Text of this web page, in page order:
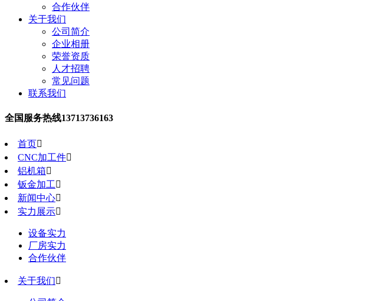
合作伙伴
关于我们
公司简介
企业相册
荣誉资质
人才招聘
常见问题
联系我们
全国服务热线13713736163
首页
CNC加工件
铝机箱
钣金加工
新闻中心
实力展示
设备实力
厂房实力
合作伙伴
关于我们